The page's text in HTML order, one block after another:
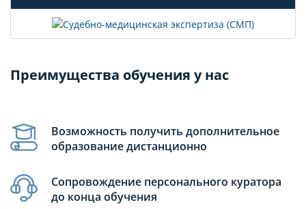
Преимущества обучения у нас
Возможность получить дополнительное
образование дистанционно
Сопровождение персонального куратора
до конца обучения